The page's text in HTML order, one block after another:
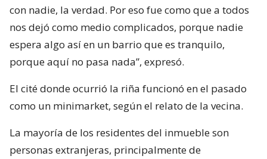
con nadie, la verdad. Por eso fue como que a todos
nos dejó como medio complicados, porque nadie
espera algo así en un barrio que es tranquilo,
porque aquí no pasa nada”, expresó.
El cité donde ocurrió la riña funcionó en el pasado
como un minimarket, según el relato de la vecina.
La mayoría de los residentes del inmueble son
personas extranjeras, principalmente de